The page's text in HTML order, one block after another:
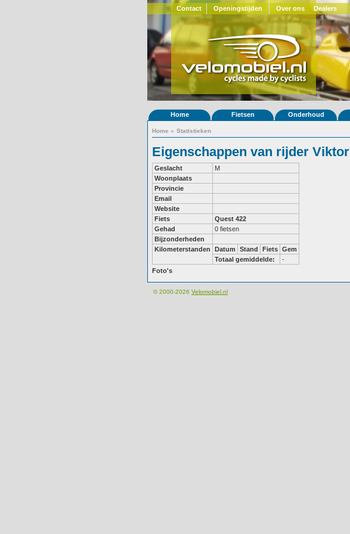
Contact Openingstijden Over ons Dealers
Home Fietsen Onderhoud
Home » Statistieken
Eigenschappen van rijder Viktor
Geslacht
M
Woonplaats
Provincie
Email
Website
Fiets
Quest 422
Gehad
0 fietsen
Bijzonderheden
Kilometerstanden
Datum Stand Fiets Gem
Totaal gemiddelde:
-
Foto's
© 2000-2026 Velomobiel.nl